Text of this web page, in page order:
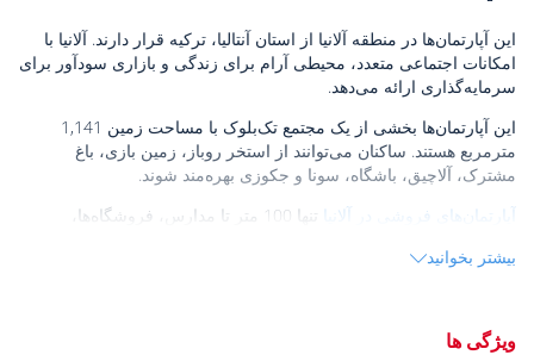
این آپارتمان‌ها در منطقه آلانیا از استان آنتالیا، ترکیه قرار دارند. آلانیا با
امکانات اجتماعی متعدد، محیطی آرام برای زندگی و بازاری سودآور برای
سرمایه‌گذاری ارائه می‌دهد.
این آپارتمان‌ها بخشی از یک مجتمع تک‌بلوک با مساحت زمین 1,141
مترمربع هستند. ساکنان می‌توانند از استخر روباز، زمین بازی، باغ
مشترک، آلاچیق، باشگاه، سونا و جکوزی بهره‌مند شوند.
آپارتمان‌های فروشی در آلانیا
تنها 100 متر تا مدارس، فروشگاه‌ها،
بیشتر بخوانید
ویژگی ها